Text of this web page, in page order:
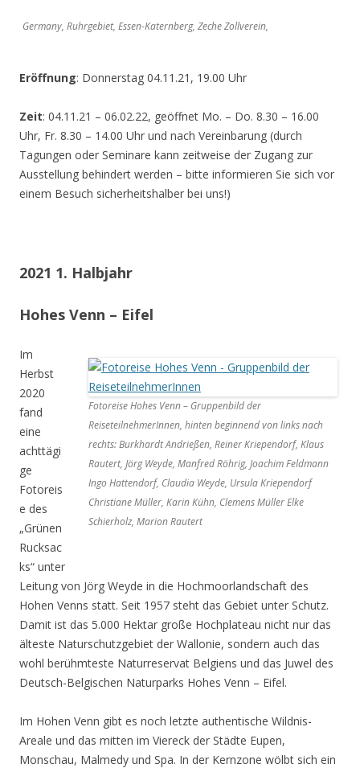
Germany, Ruhrgebiet, Essen-Katernberg, Zeche Zollverein,
Eröffnung: Donnerstag 04.11.21, 19.00 Uhr
Zeit: 04.11.21 – 06.02.22, geöffnet Mo. – Do. 8.30 – 16.00
Uhr, Fr. 8.30 – 14.00 Uhr und nach Vereinbarung (durch
Tagungen oder Seminare kann zeitweise der Zugang zur
Ausstellung behindert werden – bitte informieren Sie sich vor
einem Besuch sicherheitshalber bei uns!)
2021 1. Halbjahr
Hohes Venn – Eifel
Fotoreise Hohes Venn – Gruppenbild der
ReiseteilnehmerInnen, hinten beginnend von links nach
rechts: Burkhardt Andrießen, Reiner Kriependorf, Klaus
Rautert, Jörg Weyde, Manfred Röhrig, Joachim Feldmann
Ingo Hattendorf, Claudia Weyde, Ursula Kriependorf
Christiane Müller, Karin Kühn, Clemens Müller Elke
Schierholz, Marion Rautert
Im
Herbst
2020
fand
eine
achttägi
ge
Fotoreis
e des
„Grünen
Rucksac
ks“ unter
Leitung von Jörg Weyde in die Hochmoorlandschaft des
Hohen Venns statt. Seit 1957 steht das Gebiet unter Schutz.
Damit ist das 5.000 Hektar große Hochplateau nicht nur das
älteste Naturschutzgebiet der Wallonie, sondern auch das
wohl berühmteste Naturreservat Belgiens und das Juwel des
Deutsch-Belgischen Naturparks Hohes Venn – Eifel.
Im Hohen Venn gibt es noch letzte authentische Wildnis-
Areale und das mitten im Viereck der Städte Eupen,
Monschau, Malmedy und Spa. In der Kernzone wölbt sich ein